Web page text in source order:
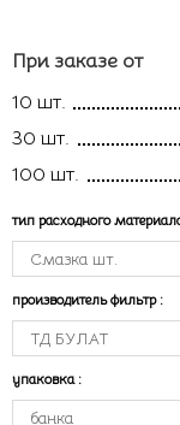
При заказе от
10 шт.
30 шт.
100 шт.
тип расходного
производитель фильтр :
упаковка :